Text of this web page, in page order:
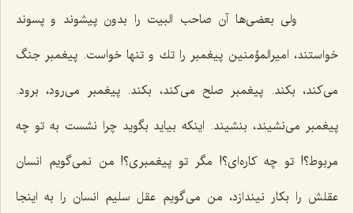
ولی بعضی‌ها آن صاحب البیت را بدون پیشوند و پسوند
خواستند، امیرالمؤمنین پیغمبر را تك و تنها خواست. پیغمبر جنگ
می‌كند، بكند. پیغمبر صلح می‌كند، بكند. پیغمبر می‌رود، برود.
پیغمبر می‌نشیند، بنشیند. اینكه بیاید بگوید چرا نشست به تو چه
مربوط؟! تو چه كاره‌ای؟! مگر تو پیغمبری؟! من نمی‌گویم انسان
عقلش را بكار نیندازد، من می‌گویم عقل سلیم انسان را به اینجا